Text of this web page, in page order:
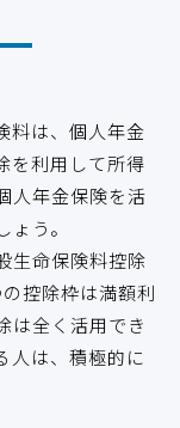
料は、個人年金
を利用して所得
人年金保険を活
う。
生命保険料控除
控除枠は満額利
は全く活用でき
人は、積極的に